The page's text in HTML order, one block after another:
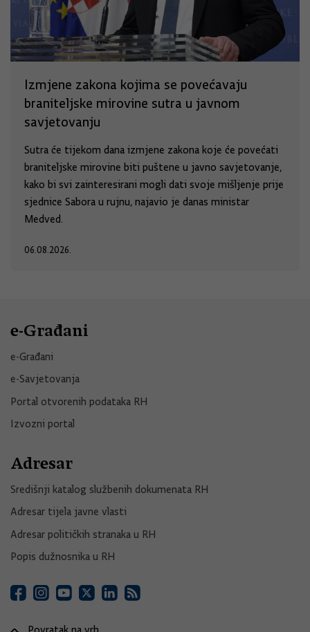
Izmjene zakona kojima se povećavaju
braniteljske mirovine sutra u javnom
savjetovanju
Sutra će tijekom dana izmjene zakona koje će povećati
braniteljske mirovine biti puštene u javno savjetovanje,
kako bi svi zainteresirani mogli dati svoje mišljenje prije
sjednice Sabora u rujnu, najavio je danas ministar
Medved.
06.08.2026.
e-Građani
e-Građani
e-Savjetovanja
Portal otvorenih podataka RH
Izvozni portal
Adresar
Središnji katalog službenih dokumenata RH
Adresar tijela javne vlasti
Adresar političkih stranaka u RH
Popis dužnosnika u RH